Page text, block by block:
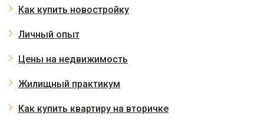
Как купить новостройку
Личный опыт
Цены на недвижимость
Жилищный практикум
Как купить квартиру на вторичке